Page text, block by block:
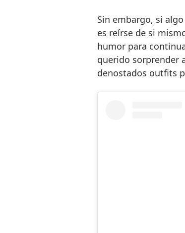
Sin embargo, si
es reírse de si
humor para
querido sorprender
denostados outfits